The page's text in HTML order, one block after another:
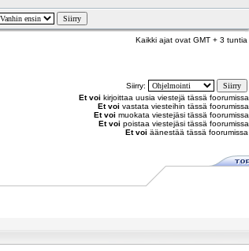
Kaikki ajat ovat GMT + 3 tuntia
Siirry:
Et voi kirjoittaa uusia viestejä tässä foorumissa
Et voi vastata viesteihin tässä foorumissa
Et voi muokata viestejäsi tässä foorumissa
Et voi poistaa viestejäsi tässä foorumissa
Et voi äänestää tässä foorumissa